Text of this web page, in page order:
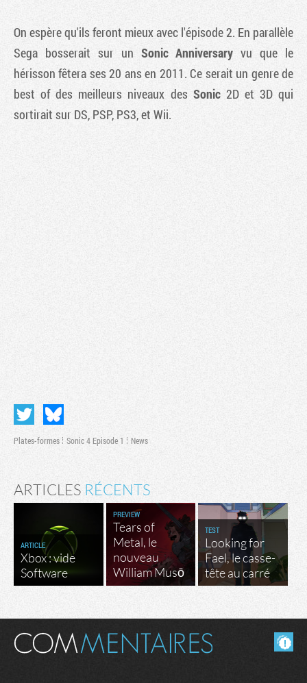
On espère qu'ils feront mieux avec l'épisode 2. En parallèle
Sega bosserait sur un Sonic Anniversary vu que le
hérisson fêtera ses 20 ans en 2011. Ce serait un genre de
best of des meilleurs niveaux des Sonic2D et 3D qui
sortirait sur DS, PSP, PS3, et Wii.
Plates-formes Sonic 4 Episode 1 News
ARTICLES RÉCENTS
ARTICLE
Xbox : vide
Software
PREVIEW
Tears of
Metal, le
nouveau
William Musō
TEST
Looking for
Fael, le casse-
tête au carré
Masquer les commentaires lus.